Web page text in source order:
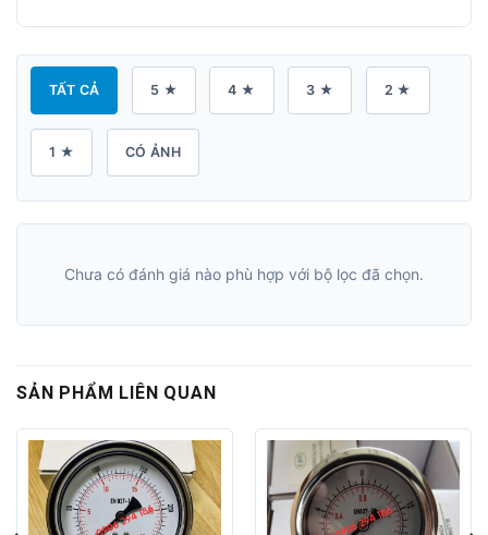
TẤT CẢ 5 ★ 4 ★ 3 ★ 2 ★
1 ★ CÓ ẢNH
Chưa có đánh giá nào phù hợp với bộ lọc đã chọn.
SẢN PHẨM LIÊN QUAN